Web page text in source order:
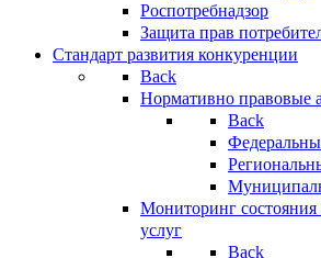
Роспотребнадзор
Защита прав
Стандарт развития конкуренции
Back
Нормативно правовые
Back
Мониторинг состояния
услуг
Back